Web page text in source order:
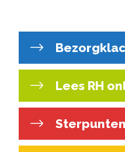
Lees RH
Sterpunten